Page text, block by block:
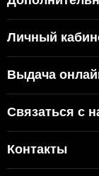
Личный
Выдача
Связаться с
Контакты